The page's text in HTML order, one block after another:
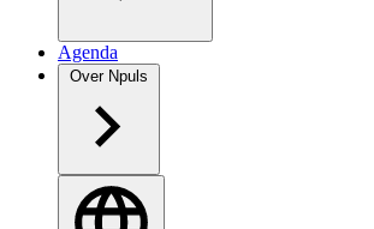
Agenda
Over Npuls